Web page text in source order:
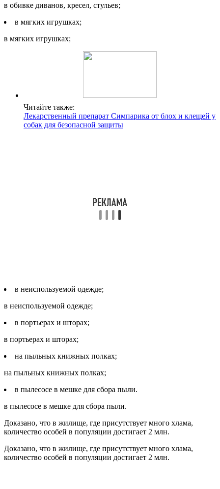
в обивке диванов, кресел, стульев;
в мягких игрушках;
в мягких игрушках;
Читайте также:
Лекарственный препарат Симпарика от блох и клещей у
собак для безопасной защиты
в неиспользуемой одежде;
в неиспользуемой одежде;
в портьерах и шторах;
в портьерах и шторах;
на пыльных книжных полках;
на пыльных книжных полках;
в пылесосе в мешке для сбора пыли.
в пылесосе в мешке для сбора пыли.
Доказано, что в жилище, где присутствует много хлама,
количество особей в популяции достигает 2 млн.
Доказано, что в жилище, где присутствует много хлама,
количество особей в популяции достигает 2 млн.